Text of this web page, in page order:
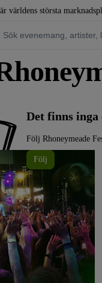
världens största
Det finns inga
Följ Rhoneymeade
Följ